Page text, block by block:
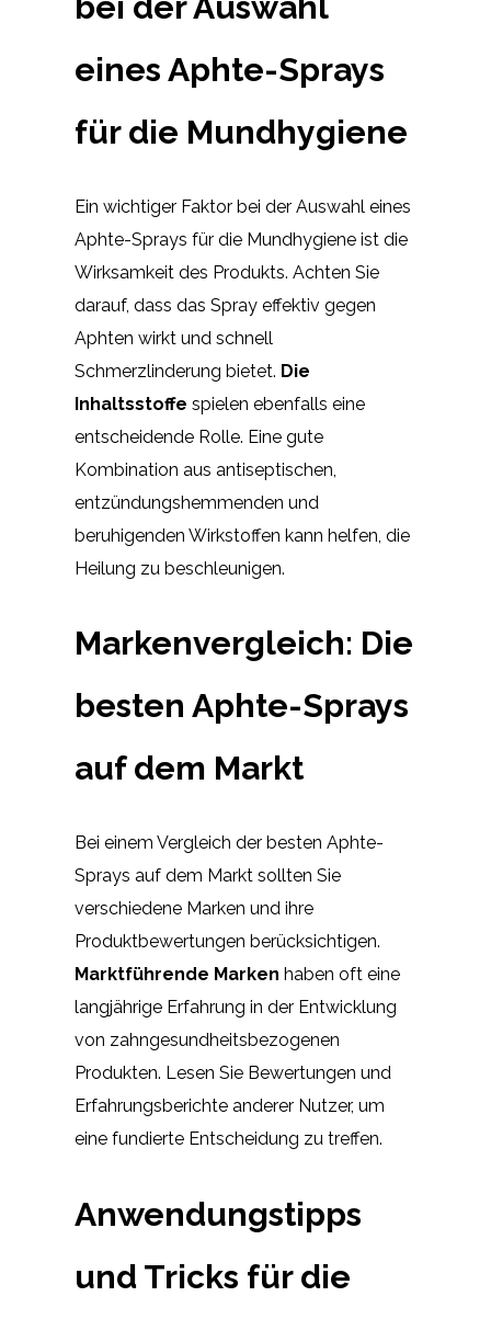
eines Aphte-Sprays
für die Mundhygiene
Ein wichtiger Faktor bei der Auswahl eines
Aphte-Sprays für die Mundhygiene ist die
Wirksamkeit des Produkts. Achten Sie
darauf, dass das Spray effektiv gegen
Aphten wirkt und schnell
Schmerzlinderung bietet. Die
Inhaltsstoffe spielen ebenfalls eine
entscheidende Rolle. Eine gute
Kombination aus antiseptischen,
entzündungshemmenden und
beruhigenden Wirkstoffen kann helfen, die
Heilung zu beschleunigen.
Markenvergleich: Die
besten Aphte-Sprays
auf dem Markt
Bei einem Vergleich der besten Aphte-
Sprays auf dem Markt sollten Sie
verschiedene Marken und ihre
Produktbewertungen berücksichtigen.
Marktführende Marken haben oft eine
langjährige Erfahrung in der Entwicklung
von zahngesundheitsbezogenen
Produkten. Lesen Sie Bewertungen und
Erfahrungsberichte anderer Nutzer, um
eine fundierte Entscheidung zu treffen.
Anwendungstipps
und Tricks für die